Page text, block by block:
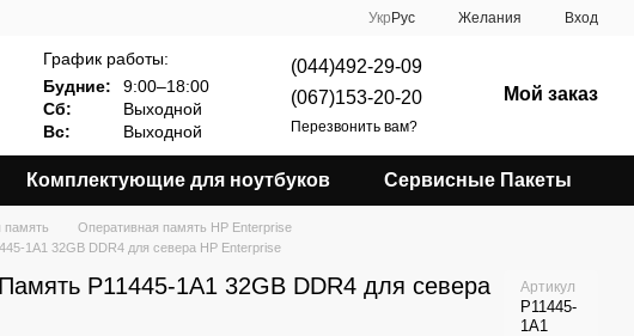
Укр Рус Желания Вход
График работы:
Будние:
9:00–18:00
Сб:
Выходной
Вс:
Выходной
(044)492-29-09
(067)153-20-20
Перезвонить вам?
Мой заказ
Комплектующие для ноутбуков Сервисные Пакеты
память
Оперативная память HP Enterprise
1A1 32GB DDR4 для севера HP Enterprise
P11445-1A1 32GB DDR4 для севера
Артикул
P11445-
1A1